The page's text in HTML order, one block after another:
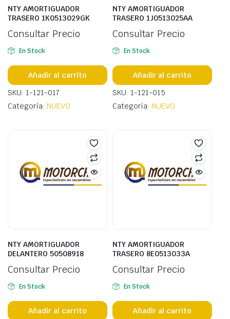
NTY AMORTIGUADOR
TRASERO 1K0513029GK
Consultar Precio
En Stock
Añadir al carrito
SKU: 1-121-017
Categoría: NUEVO
NTY AMORTIGUADOR
TRASERO 1J0513025AA
Consultar Precio
En Stock
Añadir al carrito
SKU: 1-121-015
Categoría: NUEVO
NTY AMORTIGUADOR
DELANTERO 50508918
Consultar Precio
En Stock
Añadir al carrito
NTY AMORTIGUADOR
TRASERO 8E0513033A
Consultar Precio
En Stock
Añadir al carrito